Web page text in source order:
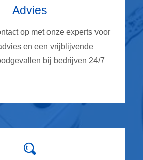
Advies
op met onze experts voor
en een vrijblijvende
bij bedrijven 24/7